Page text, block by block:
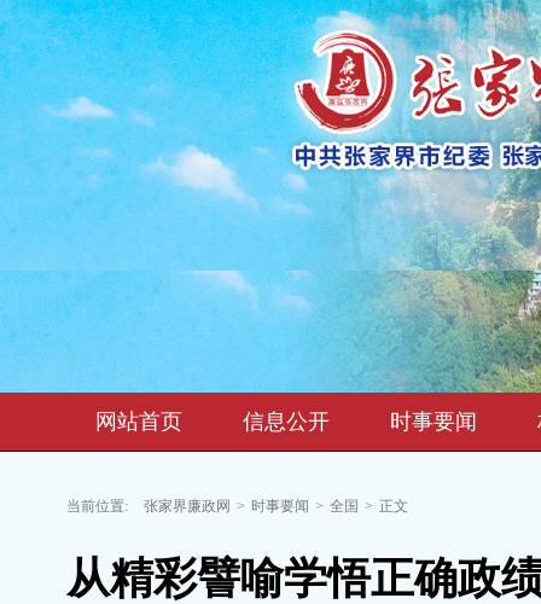
网站首页 信息公开 时事要闻
当前位置: 张家界廉政网 > 时事要闻 > 全国 > 正文
从精彩譬喻学悟正确政